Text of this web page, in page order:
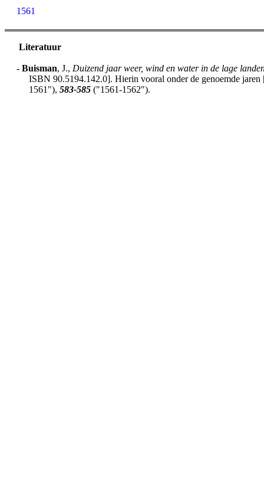
1561
Literatuur
- Buisman, J., Duizend jaar weer, wind en water in de lage
ISBN 90.5194.142.0]. Hierin vooral onder de genoemde
1561"),583-585 ("1561-1562").